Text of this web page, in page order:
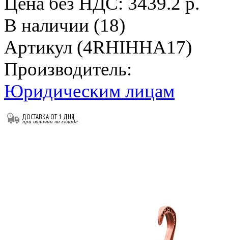
В наличии (18)
Артикул (4RHIHHA17)
Производитель:
Юридическим лицам
ДОСТАВКА ОТ 1 ДНЯ
при наличии на складе